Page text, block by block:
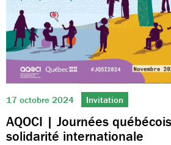
17 octobre 2024 Invitation
AQOCI | Journées
solidarité internationale